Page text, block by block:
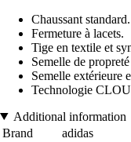
Chaussant standard.
Fermeture à lacets.
Tige en textile et
Semelle de
Semelle extérieure
Technologie
Additional information
Brand
adidas